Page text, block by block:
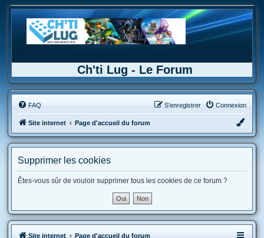
Ch'ti Lug - Le Forum
FAQ Connexion
S’enregistrer
Site internet Page d'accueil du forum
Supprimer les cookies
Êtes-vous sûr de vouloir supprimer tous les cookies de ce forum ?
Site internet Page d'accueil du forum